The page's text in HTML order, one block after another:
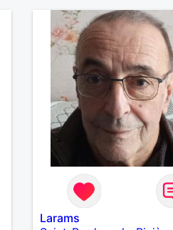
Larams